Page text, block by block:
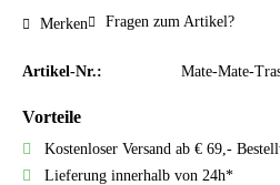
Merken Fragen zum Artikel?
Artikel-Nr.: Mate-Mate-
Vorteile
Kostenloser Versand ab € 69,-
Lieferung innerhalb von 24h*